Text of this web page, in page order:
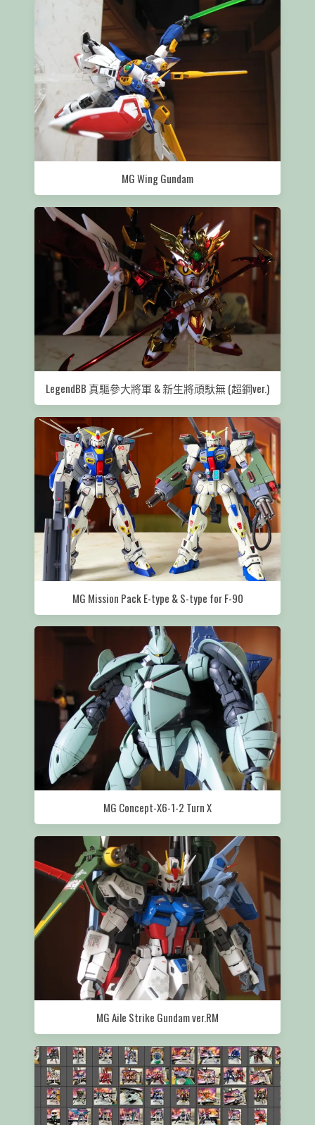
MG Wing Gundam
LegendBB 真驅參大將軍 & 新生將頑馱無 (超鋼ver.)
MG Mission Pack E-type & S-type for F-90
MG Concept-X6-1-2 Turn X
MG Aile Strike Gundam ver.RM